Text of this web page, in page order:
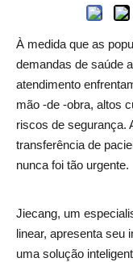
À medida que as
demandas de saúde
atendimento
mão -de -obra, altos
riscos de segurança.
transferência de
nunca foi tão urgente.
Jiecang, um
linear, apresenta seu
uma solução